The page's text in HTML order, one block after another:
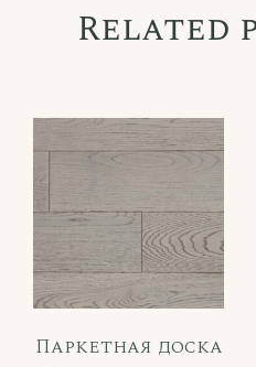
Related
Паркетная доска